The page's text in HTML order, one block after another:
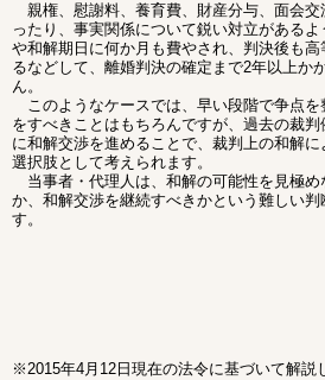
親権、慰謝料、養育費、財産分与、面会交
ったり、事実関係について鋭い対立がある
や和解期日に何か月も費やされ、判決後も
るなどして、離婚判決の確定まで2年以上か
ん。
このようなケースでは、早い段階で争点を
をすべきことはもちろんですが、過去の裁
に和解交渉を進めることで、裁判上の和解
選択肢として考えられます。
当事者・代理人は、和解の可能性を見極め
か、和解交渉を継続すべきかという難しい判
す。
※2015年4月12日現在の法令に基づいて解説